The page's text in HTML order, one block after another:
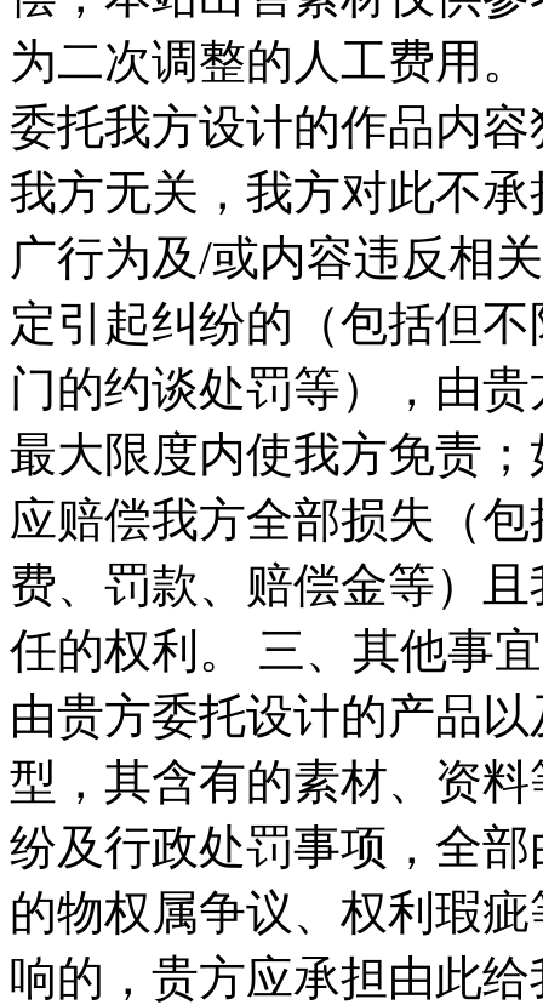
为二次调整的人工费用
委托我方设计的作品内
我方无关，我方对此不
广行为及/或内容违反相
定引起纠纷的（包括但
门的约谈处罚等），由
最大限度内使我方免责
应赔偿我方全部损失（
费、罚款、赔偿金等）
任的权利。 三、其他事
由贵方委托设计的产品
型，其含有的素材、资
纷及行政处罚事项，全
的物权属争议、权利瑕
响的，贵方应承担由此